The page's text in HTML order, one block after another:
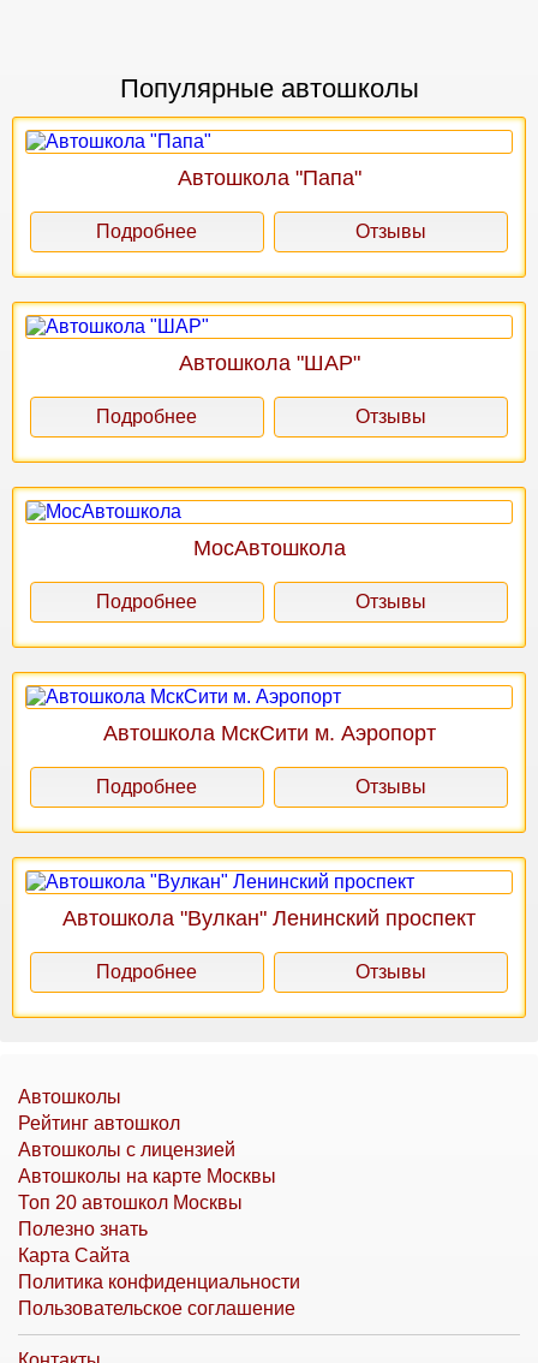
Популярные автошколы
Автошкола "Папа"
Подробнее Отзывы
Автошкола "ШАР"
Подробнее Отзывы
МосАвтошкола
Подробнее Отзывы
Автошкола МскСити м. Аэропорт
Подробнее Отзывы
Автошкола "Вулкан" Ленинский проспект
Подробнее Отзывы
Автошколы
Рейтинг автошкол
Автошколы с лицензией
Автошколы на карте Москвы
Топ 20 автошкол Москвы
Полезно знать
Карта Сайта
Политика конфиденциальности
Пользовательское соглашение